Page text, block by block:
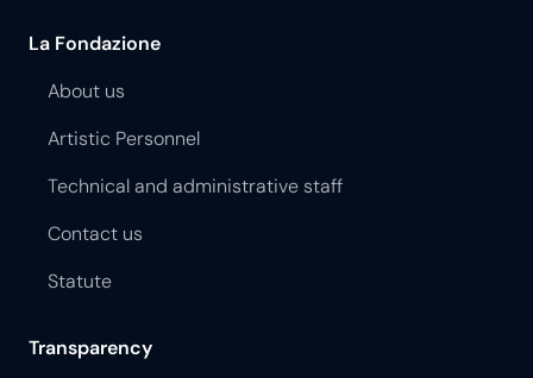
La Fondazione
About us
Artistic Personnel
Technical and administrative staff
Contact us
Statute
Transparency